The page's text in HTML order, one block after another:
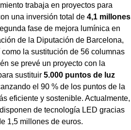
trabaja en proyectos para
una inversión total de 4,1 millones
fase de mejora lumínica en
de la Diputación de Barcelona,
la sustitución de 56 columnas
se prevé un proyecto con la
sustituir 5.000 puntos de luz
el 90 % de los puntos de la
eficiente y sostenible. Actualmente,
de tecnología LED gracias
1,5 millones de euros.